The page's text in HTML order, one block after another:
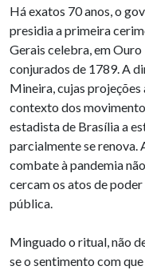
Há exatos 70 anos, o
presidia a primeira
Gerais celebra, em
conjurados de 1789. A
Mineira, cujas projeções
contexto dos
estadista de Brasília a
parcialmente se renova.
combate à pandemia
cercam os atos de
pública.
Minguado o ritual, não
se o sentimento com